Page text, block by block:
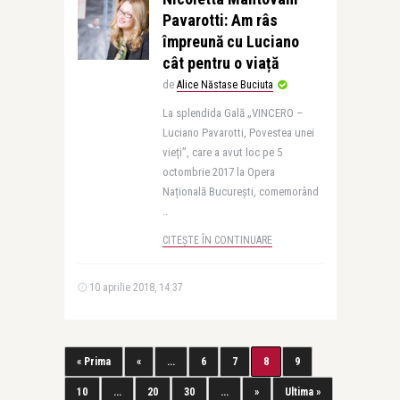
Pavarotti: Am râs
împreună cu Luciano
cât pentru o viață
de Alice Năstase Buciuta
La splendida Gală „VINCERO –
Luciano Pavarotti, Povestea unei
vieți”, care a avut loc pe 5
octombrie 2017 la Opera
Națională București, comemorând
..
CITEȘTE ÎN CONTINUARE
10 aprilie 2018, 14:37
« Prima « ... 6 7 8 9
10 ... 20 30 ... » Ultima »